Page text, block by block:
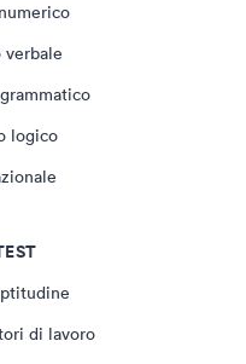
verbale
logico
di lavoro